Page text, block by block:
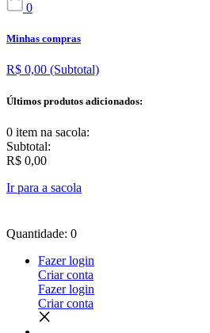
0
Minhas compras
R$ 0,00 (Subtotal)
Últimos produtos adicionados:
0 item na sacola:
Subtotal:
R$ 0,00
Ir para a sacola
Quantidade: 0
Fazer login
Criar conta
Fazer login
Criar conta